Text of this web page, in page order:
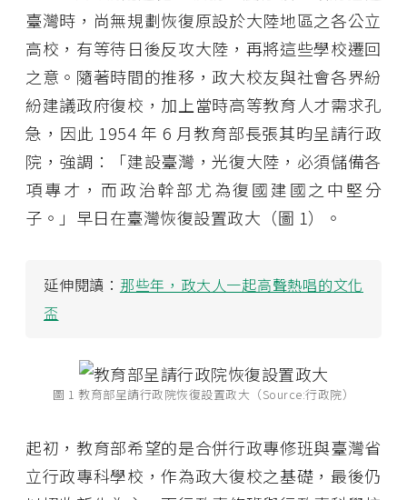
臺灣時，尚無規劃恢復原設於大陸地區之各公立
高校，有等待日後反攻大陸，再將這些學校遷回
之意。隨著時間的推移，政大校友與社會各界紛
紛建議政府復校，加上當時高等教育人才需求孔
急，因此 1954 年 6 月教育部長張其昀呈請行政
院，強調：「建設臺灣，光復大陸，必須儲備各
項專才，而政治幹部尤為復國建國之中堅分
子。」早日在臺灣恢復設置政大（圖 1）。
延伸閱讀： 那些年，政大人一起高聲熱唱的文化
盃
圖 1 教育部呈請行政院恢復設置政大（Source:行政院）
起初，教育部希望的是合併行政專修班與臺灣省
立行政專科學校，作為政大復校之基礎，最後仍